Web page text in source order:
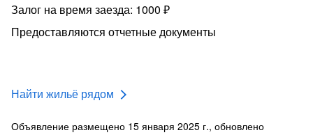
• Лиц в состоянии опьянения.
Нарушение данных условий может привести к
Залог на время заезда: 1000 ₽
Предоставляются отчетные документы
Найти жильё рядом
Объявление размещено 15 января 2025 г., обновлено